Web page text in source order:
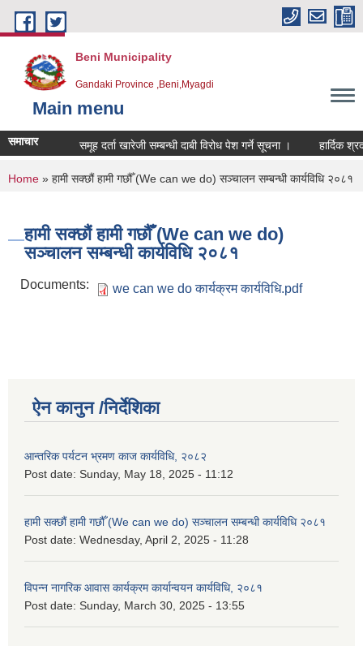
Skip to main content
Beni Municipality
Gandaki Province ,Beni,Myagdi
Main menu
समाचार समूह दर्ता खारेजी सम्बन्धी दाबी विरोध पेश गर्ने सूचना । हार्दिक
You are here
Home » हामी सक्छौं हामी गछौँ (We can we do) सञ्चालन सम्बन्धी कार्यविधि २०८१
हामी सक्छौं हामी गछौँ (We can we do)
सञ्चालन सम्बन्धी कार्यविधि २०८१
Documents: we can we do कार्यक्रम कार्यविधि.pdf
ऐन कानुन /निर्देशिका
आन्तरिक पर्यटन भ्रमण काज कार्यविधि, २०८२
Post date: Sunday, May 18, 2025 - 11:12
हामी सक्छौं हामी गछौँ (We can we do) सञ्चालन सम्बन्धी कार्यविधि २०८१
Post date: Wednesday, April 2, 2025 - 11:28
विपन्न नागरिक आवास कार्यक्रम कार्यान्वयन कार्यविधि, २०८१
Post date: Sunday, March 30, 2025 - 13:55